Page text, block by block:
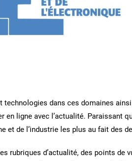
technologies dans ces domaines
en ligne avec l’actualité. Paraissant
et de l’industrie les plus au fait des
rubriques d’actualité, des points